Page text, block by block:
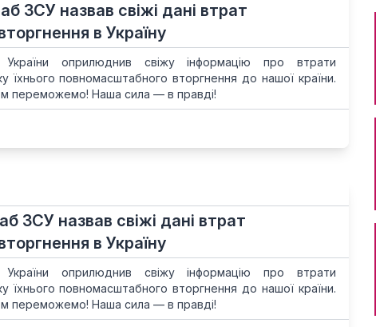
ЗСУ назвав свіжі дані втрат
в Україну
оприлюднив свіжу інформацію про втрати
їхнього повномасштабного вторгнення до нашої країни.
переможемо! Наша сила — в правді!
ЗСУ назвав свіжі дані втрат
в Україну
оприлюднив свіжу інформацію про втрати
їхнього повномасштабного вторгнення до нашої країни.
переможемо! Наша сила — в правді!